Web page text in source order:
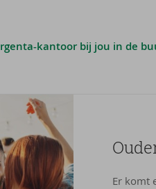
kantoor bij jou in de
Er komt